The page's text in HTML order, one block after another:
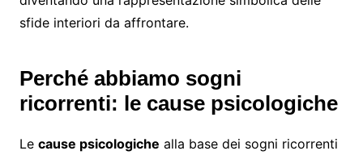
sfide interiori da affrontare.
Perché abbiamo sogni
ricorrenti: le cause psicologiche
Le cause psicologiche alla base dei sogni ricorrenti